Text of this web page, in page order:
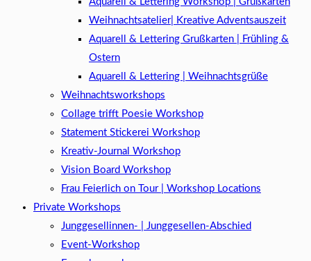
Weihnachtsatelier| Kreative Adventsauszeit
Aquarell & Lettering Grußkarten | Frühling &
Ostern
Aquarell & Lettering | Weihnachtsgrüße​
Weihnachtsworkshops
Collage trifft Poesie Workshop
Statement Stickerei Workshop
Kreativ-Journal Workshop
Vision Board Workshop
Frau Feierlich on Tour | Workshop Locations
Private Workshops
Junggesellinnen- | Junggesellen-Abschied
Event-Workshop